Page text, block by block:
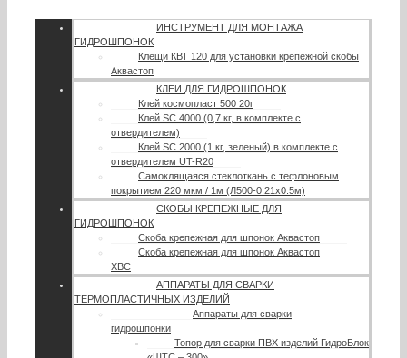
ИНСТРУМЕНТ ДЛЯ МОНТАЖА
ГИДРОШПОНОК
Клещи КВТ 120 для установки крепежной скобы
Аквастоп
КЛЕИ ДЛЯ ГИДРОШПОНОК
Клей космопласт 500 20г
Клей SC 4000 (0,7 кг, в комплекте с
отвердителем)
Клей SC 2000 (1 кг, зеленый) в комплекте с
отвердителем UT-R20
Самоклящаяся стеклоткань с тефлоновым
покрытием 220 мкм / 1м (Л500-0.21х0.5м)
СКОБЫ КРЕПЕЖНЫЕ ДЛЯ
ГИДРОШПОНОК
Скоба крепежная для шпонок Аквастоп
Скоба крепежная для шпонок Аквастоп
ХВС
АППАРАТЫ ДЛЯ СВАРКИ
ТЕРМОПЛАСТИЧНЫХ ИЗДЕЛИЙ
Аппараты для сварки
гидрошпонки
Топор для сварки ПВХ изделий ГидроБлок